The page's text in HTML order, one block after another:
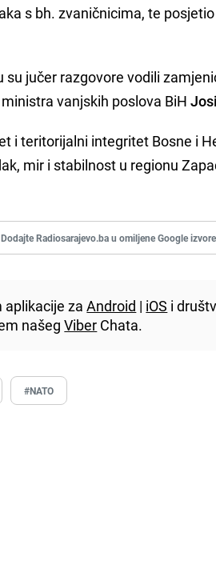
s bh. zvaničnicima, te posjetio
su jučer razgovore vodili
vanjskih poslova BiH
i teritorijalni integritet Bosne i
mir i stabilnost u regionu
Dodajte Radiosarajevo.ba u omiljene Google izvore
aplikacije zaAndroid | iOS i
našegViber Chata.
#NATO